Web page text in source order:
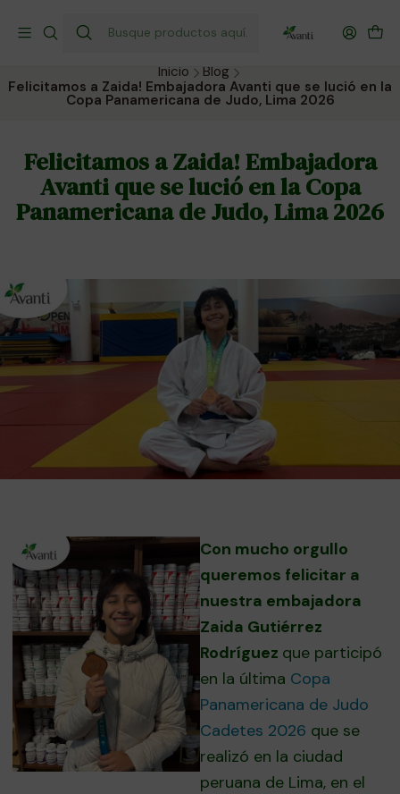
Compra hoy y recibe donde prefieras.
Inicio
Blog
Felicitamos a Zaida! Embajadora Avanti que se lució en la
Copa Panamericana de Judo, Lima 2026
Felicitamos a Zaida! Embajadora
Avanti que se lució en la Copa
Panamericana de Judo, Lima 2026
Con mucho orgullo
queremos felicitar a
nuestra embajadora
Zaida Gutiérrez
Rodríguez que participó
en la última Copa
Panamericana de Judo
Cadetes 2026 que se
realizó en la ciudad
peruana de Lima, en el